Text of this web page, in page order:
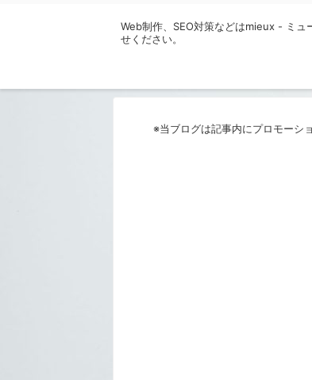
Web制作、SEO対策などはmieux - ミュ
せください。
※当ブログは記事内にプロモーシ